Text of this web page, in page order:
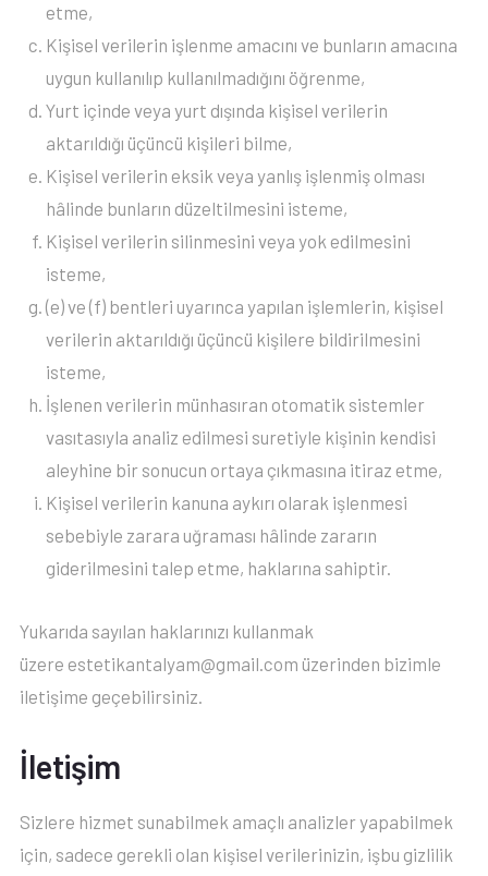
etme,
Kişisel verilerin işlenme amacını ve bunların amacına
uygun kullanılıp kullanılmadığını öğrenme,
Yurt içinde veya yurt dışında kişisel verilerin
aktarıldığı üçüncü kişileri bilme,
Kişisel verilerin eksik veya yanlış işlenmiş olması
hâlinde bunların düzeltilmesini isteme,
Kişisel verilerin silinmesini veya yok edilmesini
isteme,
(e) ve (f) bentleri uyarınca yapılan işlemlerin, kişisel
verilerin aktarıldığı üçüncü kişilere bildirilmesini
isteme,
İşlenen verilerin münhasıran otomatik sistemler
vasıtasıyla analiz edilmesi suretiyle kişinin kendisi
aleyhine bir sonucun ortaya çıkmasına itiraz etme,
Kişisel verilerin kanuna aykırı olarak işlenmesi
sebebiyle zarara uğraması hâlinde zararın
giderilmesini talep etme, haklarına sahiptir.
Yukarıda sayılan haklarınızı kullanmak
üzere estetikantalyam@gmail.com üzerinden bizimle
iletişime geçebilirsiniz.
İletişim
Sizlere hizmet sunabilmek amaçlı analizler yapabilmek
için, sadece gerekli olan kişisel verilerinizin, işbu gizlilik